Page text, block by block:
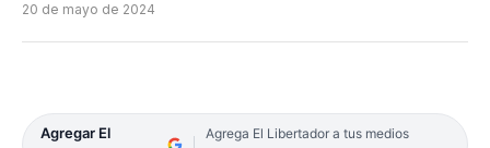
20 de mayo de 2024
Agregar El
Agrega El Libertador a tus medios